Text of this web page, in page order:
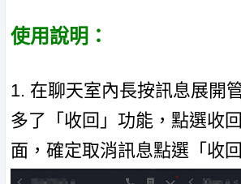
使用說明：
1. 在聊天室內長按訊息展開
多了「收回」功能，點選收
面，確定取消訊息點選「收